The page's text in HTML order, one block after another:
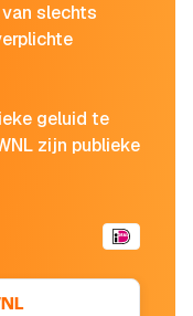
slechts
geluid te
zijn publieke